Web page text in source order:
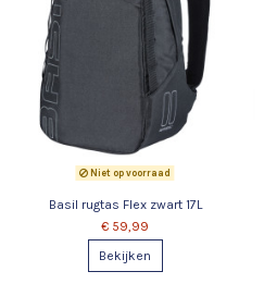
Niet op voorraad
Basil rugtas Flex zwart 17L
€ 59,99
Bekijken